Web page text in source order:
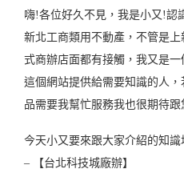
嗨!各位好久不見，我是小又!認
新北工商類用不動產，不管是
式商辦店面都有接觸，我又是
這個網站提供給需要知識的人
品需要我幫忙服務我也很期待跟
今天小又要來跟大家介紹的知
– 【台北科技城廠辦】